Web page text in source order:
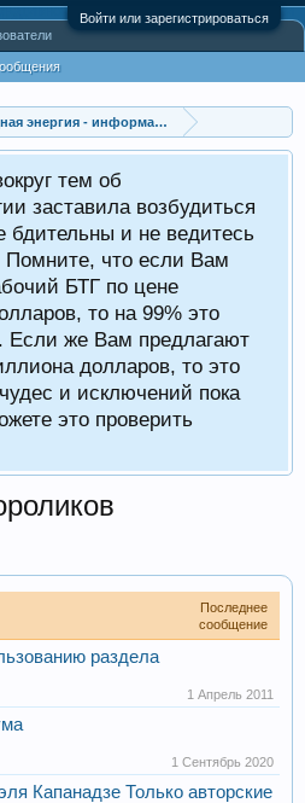
Войти или зарегистрироваться
энергия - информационные разделы
тем об
заставила возбудиться
бдительны и не ведитесь
что если Вам
БТГ по цене
то на 99% это
Если же Вам предлагают
долларов, то это
и исключений пока
это проверить
Последнее
сообщение
раздела
1 Апрель 2011
1 Сентябрь 2020
Капанадзе Только авторские